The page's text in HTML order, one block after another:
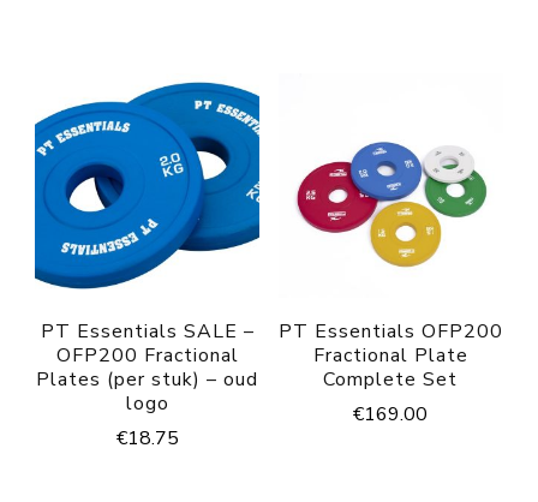
PT Essentials SALE –
OFP200 Fractional
Plates (per stuk) – oud
logo
€18.75
PT Essentials OFP200
Fractional Plate
Complete Set
€169.00